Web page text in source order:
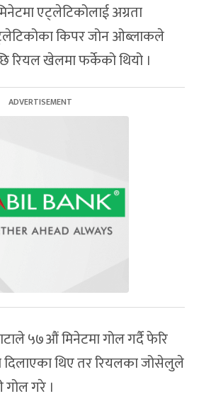
एट्लेटिकोलाई अग्रता
किपर जोन ओब्लाकले
रियल खेलमा फर्केको थियो ।
५७औं मिनेटमा गोल गर्दै फेरि
दिलाएका थिए तर रियलका जोसेलुले
गोल गरे ।